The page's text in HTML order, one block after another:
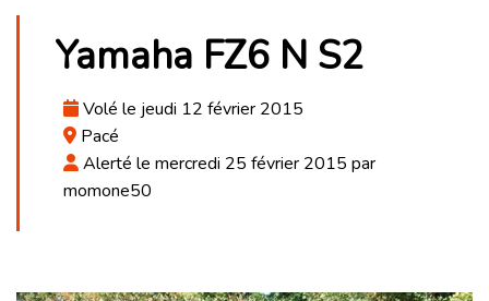
Yamaha FZ6 N S2
Volé le jeudi 12 février 2015
Pacé
Alerté le mercredi 25 février 2015 par
momone50